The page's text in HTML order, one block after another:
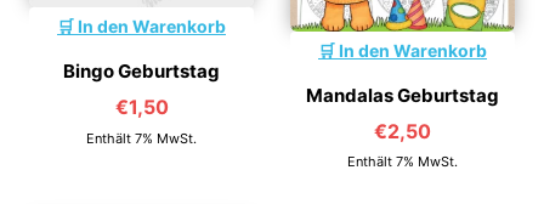
In den Warenkorb
Bingo Geburtstag
€1,50
Enthält 7% MwSt.
In den Warenkorb
Mandalas Geburtstag
€2,50
Enthält 7% MwSt.